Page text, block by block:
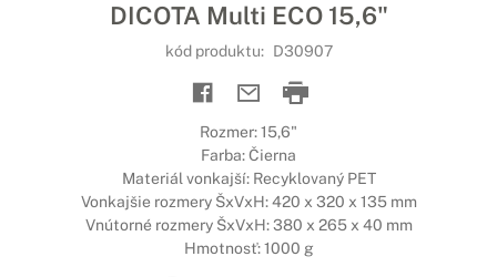
DICOTA Multi ECO 15,6"
kód produktu: D30907
Rozmer: 15,6"
Farba: Čierna
Materiál vonkajší: Recyklovaný PET
Vonkajšie rozmery ŠxVxH: 420 x 320 x 135 mm
Vnútorné rozmery ŠxVxH: 380 x 265 x 40 mm
Hmotnosť: 1000 g